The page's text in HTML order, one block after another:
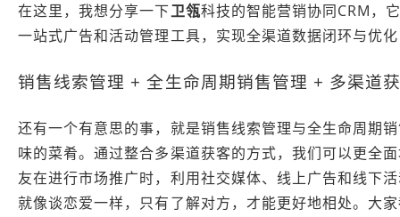
在这里，我想分享一下卫瓴科技的智能营销协同CRM，
一站式广告和活动管理工具，实现全渠道数据闭环与优
销售线索管理 + 全生命周期销售管理 + 多渠道
还有一个有意思的事，就是销售线索管理与全生命周期
味的菜肴。通过整合多渠道获客的方式，我们可以更全
友在进行市场推广时，利用社交媒体、线上广告和线下
就像谈恋爱一样，只有了解对方，才能更好地相处。大